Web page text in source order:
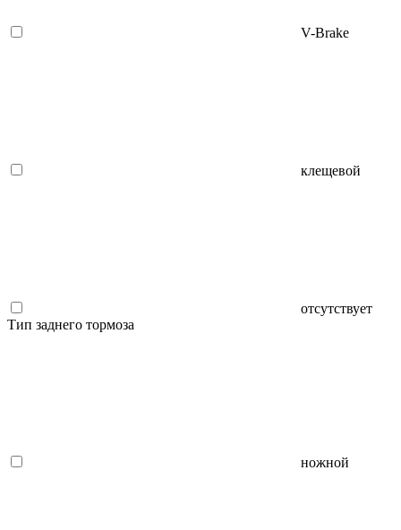
V-Brake
клещевой
отсутствует
Тип заднего тормоза
ножной